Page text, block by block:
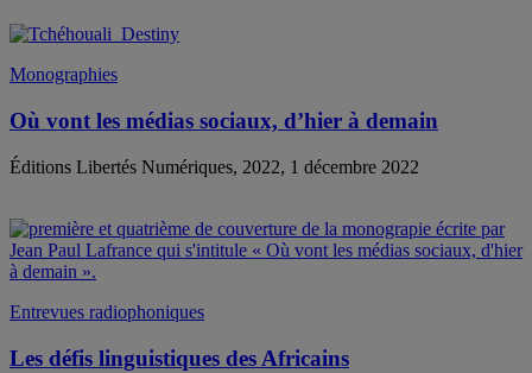
Monographies
Où vont les médias sociaux, d’hier à demain
Éditions Libertés Numériques, 2022, 1 décembre 2022
Entrevues radiophoniques
Les défis linguistiques des Africains